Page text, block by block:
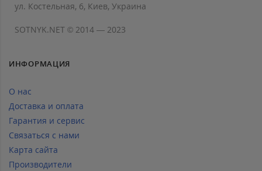
ул. Костельная, 6, Киев, Украина
SOTNYK.NET © 2014 — 2023
ИНФОРМАЦИЯ
О нас
Доставка и оплата
Гарантия и сервис
Связаться с нами
Карта сайта
Производители